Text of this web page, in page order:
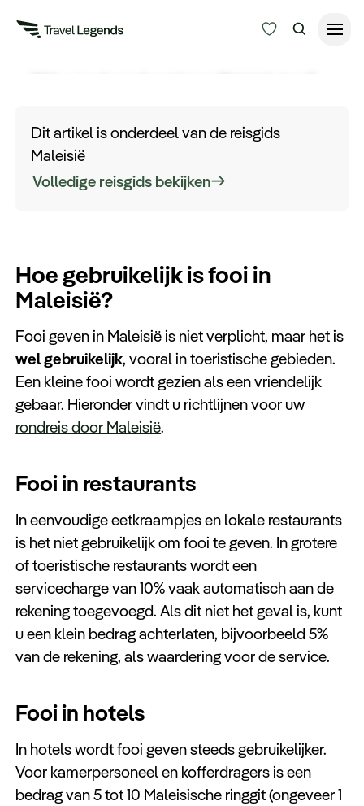
Inspiratie
Keuzehulp
Fooien in Maleisië
fooi in Maleisië voordat u op reis gaat.
Dit artikel is onderdeel van de reisgids
Maleisië
Volledige reisgids bekijken
Hoe gebruikelijk is fooi in
Maleisië?
Fooi geven in Maleisië is niet verplicht, maar het is
wel gebruikelijk, vooral in toeristische gebieden.
Een kleine fooi wordt gezien als een vriendelijk
gebaar. Hieronder vindt u richtlijnen voor uw
rondreis door Maleisië.
Fooi in restaurants
In eenvoudige eetkraampjes en lokale restaurants
is het niet gebruikelijk om fooi te geven. In grotere
of toeristische restaurants wordt een
servicecharge van 10% vaak automatisch aan de
rekening toegevoegd. Als dit niet het geval is, kunt
u een klein bedrag achterlaten, bijvoorbeeld 5%
van de rekening, als waardering voor de service.
Fooi in hotels
In hotels wordt fooi geven steeds gebruikelijker.
Voor kamerpersoneel en kofferdragers is een
bedrag van 5 tot 10 Maleisische ringgit (ongeveer 1